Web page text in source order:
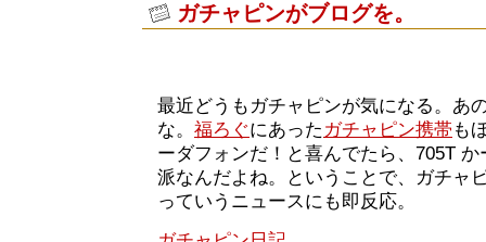
ガチャピンがブログを。
最近どうもガチャピンが気になる。あ
な。 福ろぐにあった ガチャピン携帯 も
ーダフォンだ！と喜んでたら、705T
派なんだよね。ということで、ガチャ
っていうニュースにも即反応。